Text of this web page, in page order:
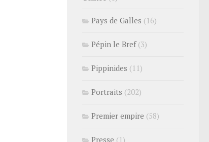
Pays de Galles (16)
Pépin le Bref(3)
Pippinides (11)
Portraits (202)
Premier empire (58)
Presse (1)